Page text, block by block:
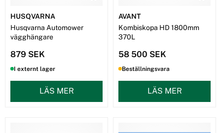
HUSQVARNA
Husqvarna Automower
vägghängare
879 SEK
I externt lager
LÄS MER
AVANT
Kombiskopa HD 1800mm
370L
58 500 SEK
Beställningsvara
LÄS MER